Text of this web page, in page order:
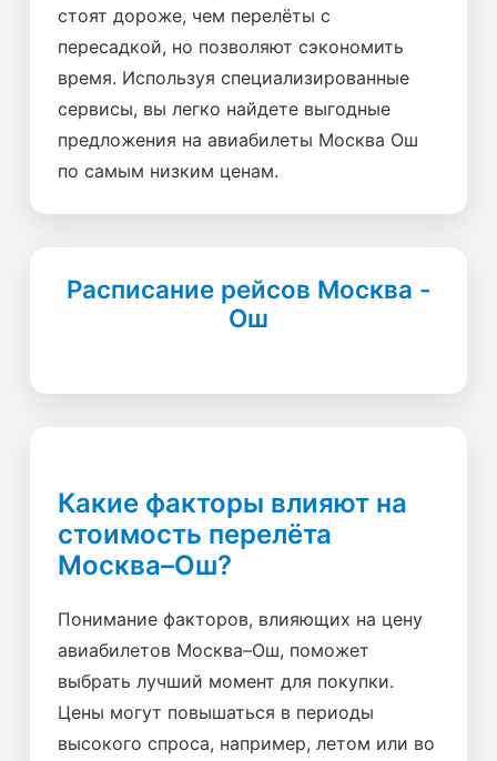
стоят дороже, чем перелёты с
пересадкой, но позволяют сэкономить
время. Используя специализированные
сервисы, вы легко найдете выгодные
предложения на авиабилеты Москва Ош
по самым низким ценам.
Расписание рейсов Москва -
Ош
Какие факторы влияют на
стоимость перелёта
Москва–Ош?
Понимание факторов, влияющих на цену
авиабилетов Москва–Ош, поможет
выбрать лучший момент для покупки.
Цены могут повышаться в периоды
высокого спроса, например, летом или во